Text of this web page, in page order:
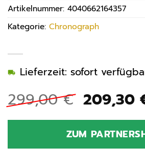
299,00€
Preis
war:
299,00
209,30
Lieferzeit: sofort
ZUM
Artikelnummer: 4040662164357
Kategorie: Chronograph